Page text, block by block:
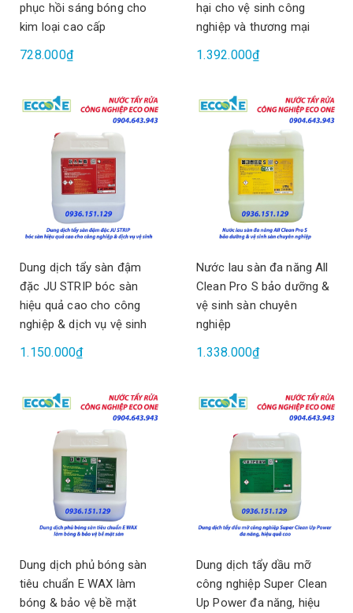
phục hồi sáng bóng cho
kim loại cao cấp
728.000₫
hại cho vệ sinh công
nghiệp và thương mại
1.392.000₫
Dung dịch tẩy sàn đậm
đặc JU STRIP bóc sàn
hiệu quả cao cho công
nghiệp & dịch vụ vệ sinh
1.150.000₫
Nước lau sàn đa năng All
Clean Pro S bảo dưỡng &
vệ sinh sàn chuyên
nghiệp
1.338.000₫
Dung dịch phủ bóng sàn
tiêu chuẩn E WAX làm
bóng & bảo vệ bề mặt
Dung dịch tẩy dầu mỡ
công nghiệp Super Clean
Up Power đa năng, hiệu